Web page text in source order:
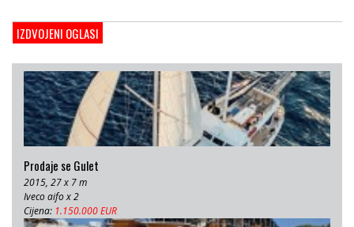
2008, 27 x 6.5 m, Volvo penta 350 KS
Cijena:
IZDVOJENI OGLASI
Prodaje se Gulet
2015, 27 x 7 m
Iveco aifo x 2
Cijena: 1.150.000 EUR